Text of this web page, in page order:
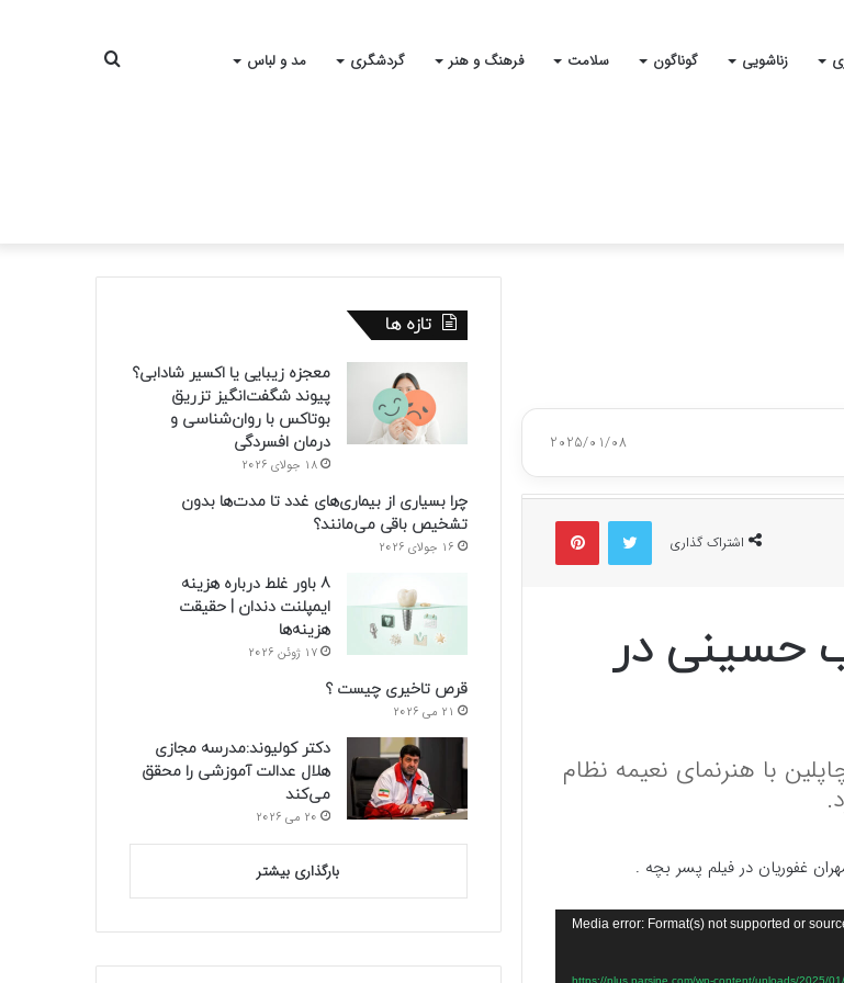
زناشویی گوناگون سلامت فرهنگ و هنر گردشگری مد و لباس جستجو
2025/01/08
اشتراک گذاری
توییتر پینتریست
حسینی در
با هنرنمای نعیمه نظام
غفوریان در فیلم پسر بچه .
Media error: Format(s) not supported or
تازه ها
معجزه زیبایی یا اکسیر شادابی؟
پیوند شگفت‌انگیز تزریق
بوتاکس با روان‌شناسی و
درمان افسردگی
18 جولای 2026
چرا بسیاری از بیماری‌های غدد تا مدت‌ها بدون
تشخیص باقی می‌مانند؟
16 جولای 2026
8 باور غلط درباره هزینه
ایمپلنت دندان | حقیقت
هزینه‌ها
17 ژوئن 2026
قرص تاخیری چیست ؟
21 می 2026
دکتر کولیوند:مدرسه مجازی
هلال عدالت آموزشی را محقق
می‌کند
20 می 2026
بارگذاری بیشتر